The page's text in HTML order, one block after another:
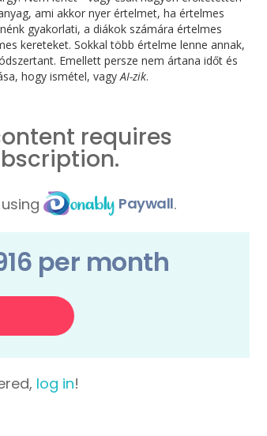
ami akkor nyer értelmet, ha értelmes
gyakorlati, a diákok számára értelmes
kereteket. Sokkal több értelme lenne annak,
Emellett persze nem ártana időt és
hogy ismétel, vagyAI-zik.